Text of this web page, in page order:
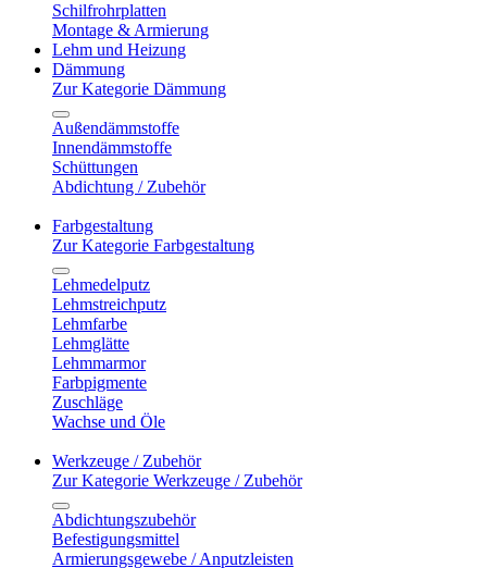
Schilfrohrplatten
Montage & Armierung
Lehm und Heizung
Dämmung
Zur Kategorie Dämmung
Außendämmstoffe
Innendämmstoffe
Schüttungen
Abdichtung / Zubehör
Farbgestaltung
Zur Kategorie Farbgestaltung
Lehmedelputz
Lehmstreichputz
Lehmfarbe
Lehmglätte
Lehmmarmor
Farbpigmente
Zuschläge
Wachse und Öle
Werkzeuge / Zubehör
Zur Kategorie Werkzeuge / Zubehör
Abdichtungszubehör
Befestigungsmittel
Armierungsgewebe / Anputzleisten